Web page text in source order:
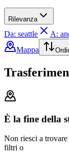
Rilevanza
Da: seattle A:
Mappa
È la fine della
Non riesci a
filtri o